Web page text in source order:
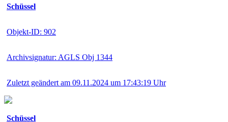
Schüssel
Objekt-ID: 902
Archivsignatur: AGLS Obj 1344
Zuletzt geändert am 09.11.2024 um 17:43:19 Uhr
Schüssel